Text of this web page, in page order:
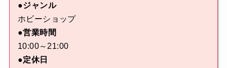
●ジャンル
ホビーショップ
●営業時間
10:00～21:00
●定休日